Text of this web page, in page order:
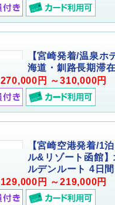
【宮崎発着/温泉ホ
海道・釧路長期滞
270,000円 ～310,000円
【宮崎空港発着/1
ル&リゾート函館
ルデンルート 4日間
129,000円 ～219,000円